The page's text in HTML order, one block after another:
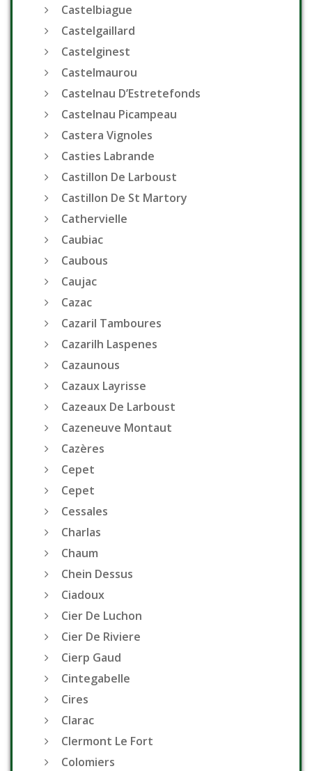
Castelbiague
Castelgaillard
Castelginest
Castelmaurou
Castelnau D’Estretefonds
Castelnau Picampeau
Castera Vignoles
Casties Labrande
Castillon De Larboust
Castillon De St Martory
Cathervielle
Caubiac
Caubous
Caujac
Cazac
Cazaril Tamboures
Cazarilh Laspenes
Cazaunous
Cazaux Layrisse
Cazeaux De Larboust
Cazeneuve Montaut
Cazères
Cepet
Cepet
Cessales
Charlas
Chaum
Chein Dessus
Ciadoux
Cier De Luchon
Cier De Riviere
Cierp Gaud
Cintegabelle
Cires
Clarac
Clermont Le Fort
Colomiers